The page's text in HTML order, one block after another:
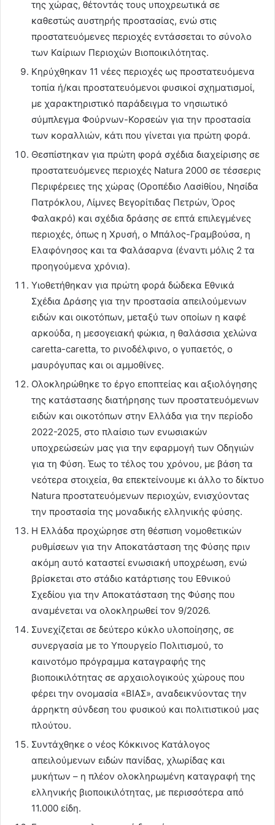
της χώρας, θέτοντάς τους υποχρεωτικά σε
καθεστώς αυστηρής προστασίας, ενώ στις
προστατευόμενες περιοχές εντάσσεται το σύνολο
των Καίριων Περιοχών Βιοποικιλότητας.
Κηρύχθηκαν 11 νέες περιοχές ως προστατευόμενα
τοπία ή/και προστατευόμενοι φυσικοί σχηματισμοί,
με χαρακτηριστικό παράδειγμα το νησιωτικό
σύμπλεγμα Φούρνων-Κορσεών για την προστασία
των κοραλλιών, κάτι που γίνεται για πρώτη φορά.
Θεσπίστηκαν για πρώτη φορά σχέδια διαχείρισης σε
προστατευόμενες περιοχές Natura 2000 σε τέσσερις
Περιφέρειες της χώρας (Οροπέδιο Λασiθίου, Νησίδα
Πατρόκλου, Λίμνες Βεγορίτιδας Πετρών, Όρος
Φαλακρό) και σχέδια δράσης σε επτά επιλεγμένες
περιοχές, όπως η Χρυσή, ο Μπάλος-Γραμβούσα, η
Ελαφόνησος και τα Φαλάσαρνα (έναντι μόλις 2 τα
προηγούμενα χρόνια).
Υιοθετήθηκαν για πρώτη φορά δώδεκα Εθνικά
Σχέδια Δράσης για την προστασία απειλούμενων
ειδών και οικοτόπων, μεταξύ των οποίων η καφέ
αρκούδα, η μεσογειακή φώκια, η θαλάσσια χελώνα
caretta-caretta, το ρινοδέλφινο, ο γυπαετός, ο
μαυρόγυπας και οι αμμοθίνες.
Ολοκληρώθηκε το έργο εποπτείας και αξιολόγησης
της κατάστασης διατήρησης των προστατευόμενων
ειδών και οικοτόπων στην Ελλάδα για την περίοδο
2022-2025, στο πλαίσιο των ενωσιακών
υποχρεώσεών μας για την εφαρμογή των Οδηγιών
για τη Φύση. Έως το τέλος του χρόνου, με βάση τα
νεότερα στοιχεία, θα επεκτείνουμε κι άλλο το δίκτυο
Natura προστατευόμενων περιοχών, ενισχύοντας
την προστασία της μοναδικής ελληνικής φύσης.
Η Ελλάδα προχώρησε στη θέσπιση νομοθετικών
ρυθμίσεων για την Αποκατάσταση της Φύσης πριν
ακόμη αυτό καταστεί ενωσιακή υποχρέωση, ενώ
βρίσκεται στο στάδιο κατάρτισης του Εθνικού
Σχεδίου για την Αποκατάσταση της Φύσης που
αναμένεται να ολοκληρωθεί τον 9/2026.
Συνεχίζεται σε δεύτερο κύκλο υλοποίησης, σε
συνεργασία με το Υπουργείο Πολιτισμού, το
καινοτόμο πρόγραμμα καταγραφής της
βιοποικιλότητας σε αρχαιολογικούς χώρους που
φέρει την ονομασία «ΒΙΑΣ», αναδεικνύοντας την
άρρηκτη σύνδεση του φυσικού και πολιτιστικού μας
πλούτου.
Συντάχθηκε ο νέος Κόκκινος Κατάλογος
απειλούμενων ειδών πανίδας, χλωρίδας και
μυκήτων – η πλέον ολοκληρωμένη καταγραφή της
ελληνικής βιοποικιλότητας, με περισσότερα από
11.000 είδη.